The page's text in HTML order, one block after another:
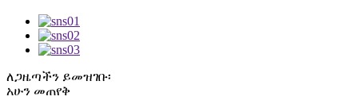
ለጋዜጣችን ይመዝገቡ፡
አሁን መጠየቅ